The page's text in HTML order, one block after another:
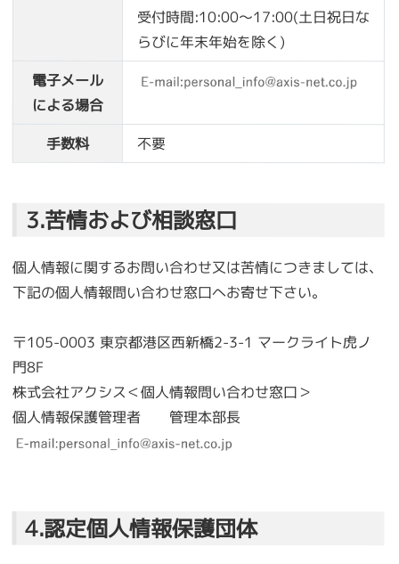
受付時間:10:00～17:00(土日祝日な
らびに年末年始を除く)
電子メール
による場合
手数料 不要
3.苦情および相談窓口
個人情報に関するお問い合わせ又は苦情につきましては、
下記の個人情報問い合わせ窓口へお寄せ下さい。
〒105-0003 東京都港区西新橋2-3-1 マークライト虎ノ
門8F
株式会社アクシス＜個人情報問い合わせ窓口＞
個人情報保護管理者 管理本部長
4.認定個人情報保護団体